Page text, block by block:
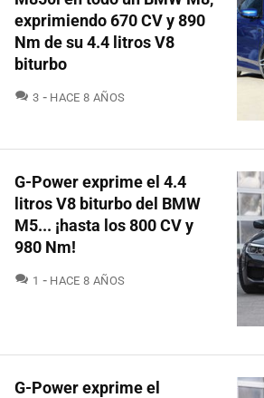
exprimiendo 670 CV y 890
Nm de su 4.4 litros V8
biturbo
3 COMENTARIOS
HACE 8 AÑOS
G-Power exprime el 4.4
litros V8 biturbo del BMW
M5... ¡hasta los 800 CV y
980 Nm!
1 COMENTARIOS
HACE 8 AÑOS
G-Power exprime el